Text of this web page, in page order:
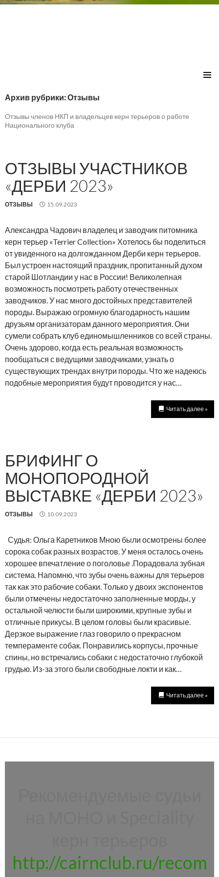
К
СОДЕРЖИМОМУ
Архив рубрики: Отзывы
Отзывы членов НКП и владельцев керн терьеров о работе
Национального клуба
ОТЗЫВЫ УЧАСТНИКОВ
«ДЕРБИ 2023»
ОТЗЫВЫ 15.09.2023
Александра Чадович владелец и заводчик питомника
керн терьер «Terrier Collection» Хотелось бы поделиться
от увиденного на долгожданном Дерби керн терьеров.
Был устроен настоящий праздник, пропитанный духом
старой Шотландии у нас в России! Великолепная
возможность посмотреть работу отечественных
заводчиков. У нас много достойных представителей
породы. Выражаю огромную благодарность нашим
друзьям организаторам данного мероприятия. Они
сумели собрать клуб единомышленников со всей страны.
Очень здорово, когда есть реальная возможность
пообщаться с ведущими заводчиками, узнать о
существующих трендах внутри породы. Что же надеюсь
подобные мероприятия будут проводится у нас…
Читать далее »
БРИФИНГ О
МОНОПОРОДНОЙ
ВЫСТАВКЕ «ДЕРБИ 2023»
ОТЗЫВЫ 10.09.2023
Судья: Ольга Каретников Мною были осмотрены более
сорока собак разных возрастов. У меня осталось очень
хорошее впечатление о поголовье .Порадовала зубная
система. Напомню, что зубы очень важны для терьеров
так как это рабочие собаки. Только у двоих экспонентов
были отмечены недостаточно заполненные морды, у
остальной челюсти были широкими, крупные зубы и
отличные прикусы. В целом головы были красивые.
Дерзкое выражение глаз говорило о прекрасном
темпераменте собак. Понравились корпусы, прочные
спины, но встречались собаки с недостаточно глубокой
грудью. Из-за этого были свободные локти и как…
Читать далее »
http://cairnclub.ru/recom